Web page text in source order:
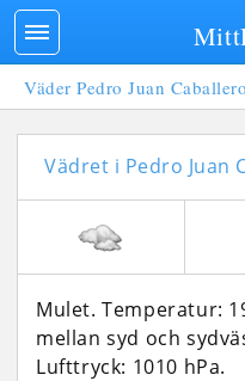
Väder Pedro Juan Caballero
Vädret i Pedro Juan
Mulet. Temperatur:
mellan syd och
Lufttryck: 1010 hPa.